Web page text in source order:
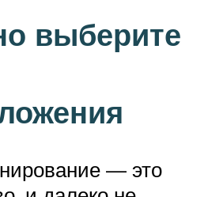
выберите
— это